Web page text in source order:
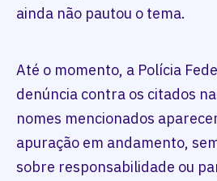
ainda não pautou o tema.
Até o momento, a Polícia
denúncia contra os citados
nomes mencionados
apuração em andamento,
sobre responsabilidade ou